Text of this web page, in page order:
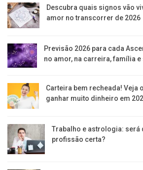
Descubra quais signos vão
amor no transcorrer de 2026
Previsão 2026 para cada
no amor, na carreira, família e
Carteira bem recheada! Veja
ganhar muito dinheiro em
Trabalho e astrologia: será
profissão certa?